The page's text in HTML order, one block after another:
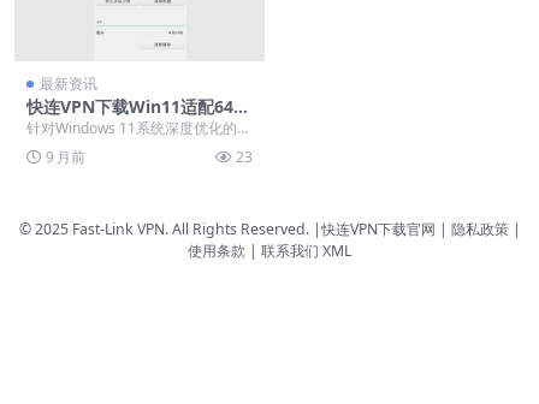
最新资讯
快连VPN下载Win11适配64位
绿色包
针对Windows 11系统深度优化的快
连VPN 64位绿色版，是一款无需安
装、...9 月前 23
© 2025 Fast-Link VPN. All Rights Reserved. |快连VPN下载官网 | 隐私政策 |
使用条款 | 联系我们 XML